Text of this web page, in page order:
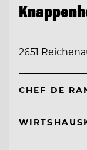
2651
CHEF DE